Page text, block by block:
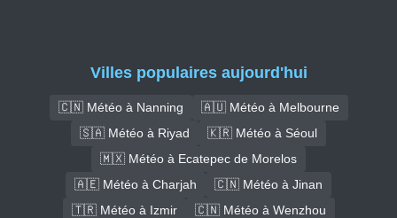
Villes populaires aujourd'hui
🇨🇳 Météo à Nanning
🇦🇺 Météo à Melbourne
🇸🇦 Météo à Riyad
🇰🇷 Météo à Séoul
🇲🇽 Météo à Ecatepec de Morelos
🇦🇪 Météo à Charjah
🇨🇳 Météo à Jinan
🇹🇷 Météo à Izmir
🇨🇳 Météo à Wenzhou